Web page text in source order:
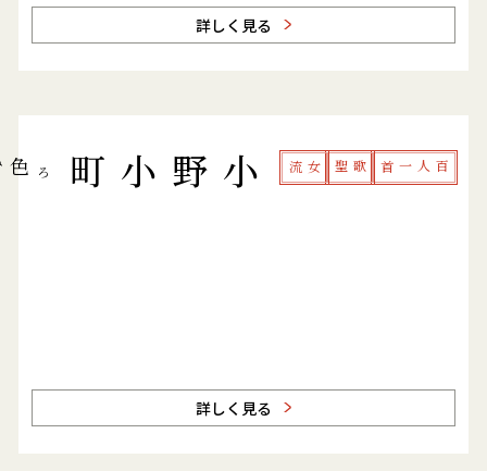
詳しく見る
百人一首
歌聖
女流
小野小町
色 いろ
詳しく見る